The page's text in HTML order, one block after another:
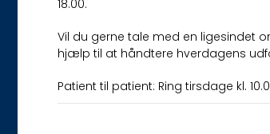
18.00.
Vil du gerne tale med en ligesindet
hjælp til at håndtere hverdagens
Patient til patient: Ring tirsdage kl.